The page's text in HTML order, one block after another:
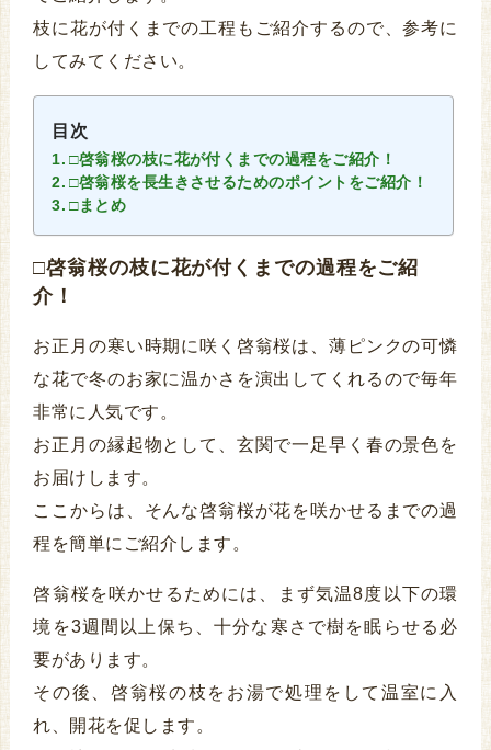
枝に花が付くまでの工程もご紹介するので、参考に
してみてください。
目次
□啓翁桜の枝に花が付くまでの過程をご紹介！
□啓翁桜を長生きさせるためのポイントをご紹介！
□まとめ
□啓翁桜の枝に花が付くまでの過程をご紹
介！
お正月の寒い時期に咲く啓翁桜は、薄ピンクの可憐
な花で冬のお家に温かさを演出してくれるので毎年
非常に人気です。
お正月の縁起物として、玄関で一足早く春の景色を
お届けします。
ここからは、そんな啓翁桜が花を咲かせるまでの過
程を簡単にご紹介します。
啓翁桜を咲かせるためには、まず気温8度以下の環
境を3週間以上保ち、十分な寒さで樹を眠らせる必
要があります。
その後、啓翁桜の枝をお湯で処理をして温室に入
れ、開花を促します。